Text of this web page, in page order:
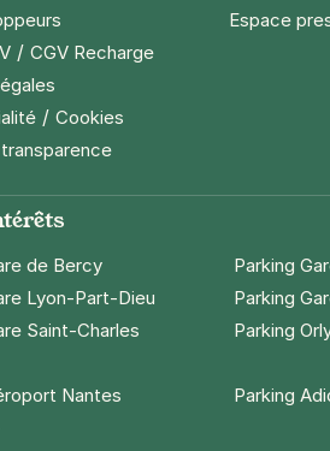
/ CGV Recharge
/ Cookies
Espace
de Bercy Parking
Lyon-Part-Dieu Parking
Saint-Charles Parking
Nantes
Parking